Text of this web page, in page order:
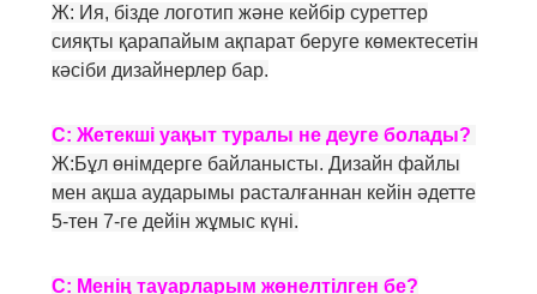
Ж: Ия, бізде логотип және кейбір суреттер
сияқты қарапайым ақпарат беруге көмектесетін
кәсіби дизайнерлер бар.
С: Жетекші уақыт туралы не деуге болады?
Ж:Бұл өнімдерге байланысты. Дизайн файлы
мен ақша аударымы расталғаннан кейін әдетте
5-тен 7-ге дейін жұмыс күні.
С: Менің тауарларым жөнелтілген бе?